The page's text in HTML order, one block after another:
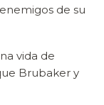
de su
vida de
Brubaker y